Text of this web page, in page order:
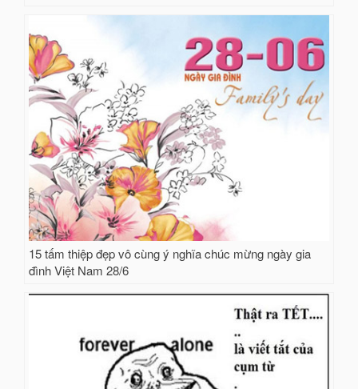
15 tấm thiệp đẹp vô cùng ý nghĩa chúc mừng ngày gia
đình Việt Nam 28/6